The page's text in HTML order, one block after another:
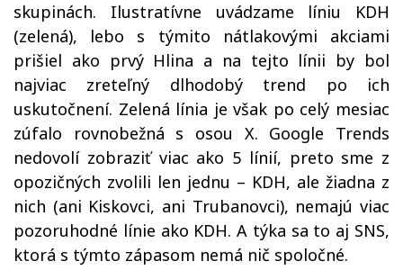
skupinách. Ilustratívne uvádzame líniu KDH
(zelená), lebo s týmito nátlakovými akciami
prišiel ako prvý Hlina a na tejto línii by bol
najviac zreteľný dlhodobý trend po ich
uskutočnení. Zelená línia je však po celý mesiac
zúfalo rovnobežná s osou X. Google Trends
nedovolí zobraziť viac ako 5 línií, preto sme z
opozičných zvolili len jednu – KDH, ale žiadna z
nich (ani Kiskovci, ani Trubanovci), nemajú viac
pozoruhodné línie ako KDH. A týka sa to aj SNS,
ktorá s týmto zápasom nemá nič spoločné.